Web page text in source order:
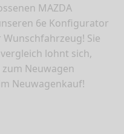
MAZDA
6e Konfigurator
Sie
lohnt sich,
Neuwagen
Neuwagenkauf!